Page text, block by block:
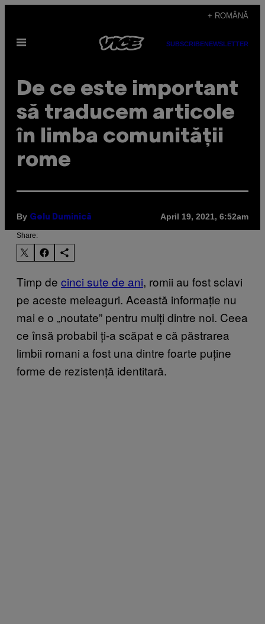
content
+ ROMÂNĂ
Open
SUBSCRIBENEWSLETTER
De ce este important
să traducem articole
în limba comunității
rome
By Gelu Duminică April 19, 2021, 6:52am
Share:
Timp de cinci sute de ani, romii au fost sclavi
pe aceste meleaguri. Această informație nu
mai e o „noutate” pentru mulți dintre noi. Ceea
ce însă probabil ți-a scăpat e că păstrarea
limbii romani a fost una dintre foarte puține
forme de rezistență identitară.